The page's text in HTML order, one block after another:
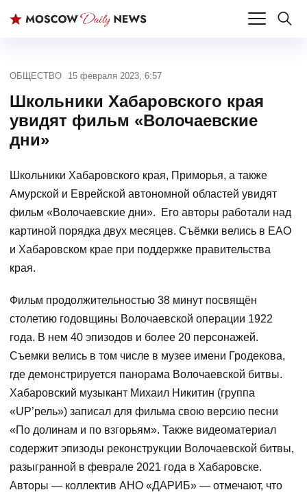
ОБЩЕСТВО 15 февраля 2023, 6:57
Школьники Хабаровского края
увидят фильм «Волочаевские
дни»
Школьники Хабаровского края, Приморья, а также
Амурской и Еврейской автономной областей увидят
фильм «Волочаевские дни». Его авторы работали над
картиной порядка двух месяцев. Съёмки велись в ЕАО
и Хабаровском крае при поддержке правительства
края.
Фильм продолжительностью 38 минут посвящён
столетию годовщины Волочаевской операции 1922
года. В нем 40 эпизодов и более 20 персонажей.
Съемки велись в том числе в музее имени Гродекова,
где демонстрируется панорама Волочаевской битвы.
Хабаровский музыкант Михаил Никитин (группа
«UP’рель») записал для фильма свою версию песни
«По долинам и по взгорьям». Также видеоматериал
содержит эпизоды реконструкции Волочаевской битвы,
разыгранной в феврале 2021 года в Хабаровске.
Авторы — коллектив АНО «ДАРИБ» — отмечают, что